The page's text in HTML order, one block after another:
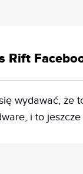
Rift
wydawać, że
i to